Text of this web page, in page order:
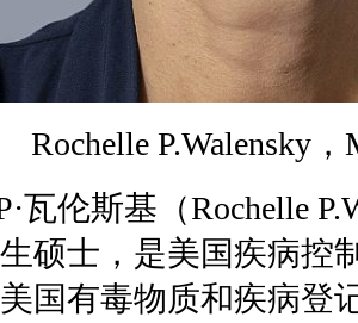
Rochelle P.Walensky，
瓦伦斯基 （Rochelle
硕士，是美国疾病控
国有毒物质和疾病登